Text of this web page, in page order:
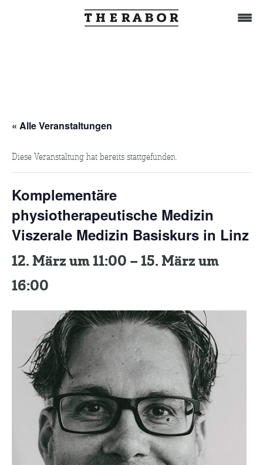
Das Team
Therabor-Akademie
« Alle Veranstaltungen
Diese Veranstaltung hat bereits stattgefunden.
Komplementäre
physiotherapeutische Medizin
Viszerale Medizin Basiskurs in Linz
12. März um 11:00 – 15. März um
16:00